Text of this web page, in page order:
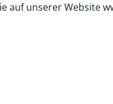
auf unserer Website